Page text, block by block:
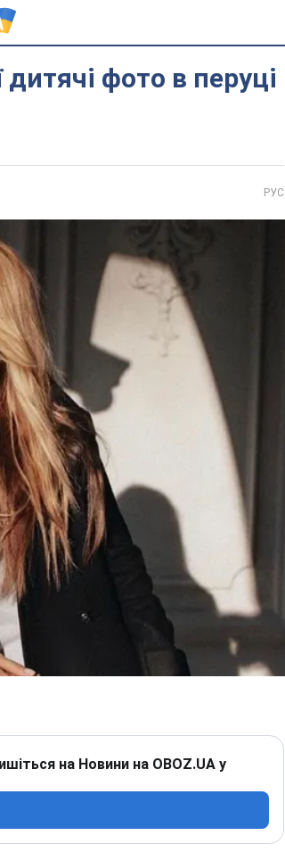
фото в перуці
РУС
на Новини на OBOZ.UA у